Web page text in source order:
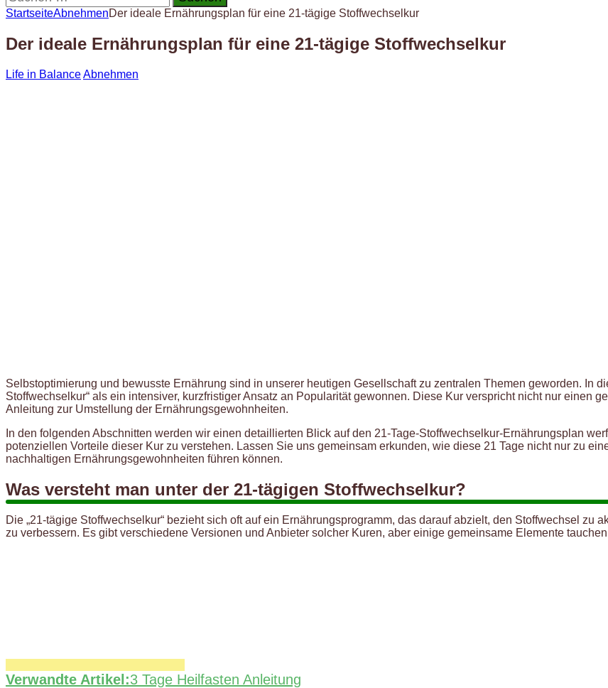
nach:
StartseiteAbnehmenDer ideale Ernährungsplan für eine 21-tägige Stoffwechselkur
Der ideale Ernährungsplan für eine 21-tägige Stoffwechselkur
Life in BalanceAbnehmen
Selbstoptimierung und bewusste Ernährung sind in unserer heutigen Gesellschaft zu zentralen Themen geworden. In
Stoffwechselkur“ als ein intensiver, kurzfristiger Ansatz an Popularität gewonnen. Diese Kur verspricht nicht nur einen
Anleitung zur Umstellung der Ernährungsgewohnheiten.
In den folgenden Abschnitten werden wir einen detaillierten Blick auf den 21-Tage-Stoffwechselkur-Ernährungsplan
potenziellen Vorteile dieser Kur zu verstehen. Lassen Sie uns gemeinsam erkunden, wie diese 21 Tage nicht nur zu
nachhaltigen Ernährungsgewohnheiten führen können.
Was versteht man unter der 21-tägigen Stoffwechselkur?
Die „21-tägige Stoffwechselkur“ bezieht sich oft auf ein Ernährungsprogramm, das darauf abzielt, den Stoffwechsel zu
zu verbessern. Es gibt verschiedene Versionen und Anbieter solcher Kuren, aber einige gemeinsame Elemente
Verwandte Artikel:3 Tage Heilfasten Anleitung